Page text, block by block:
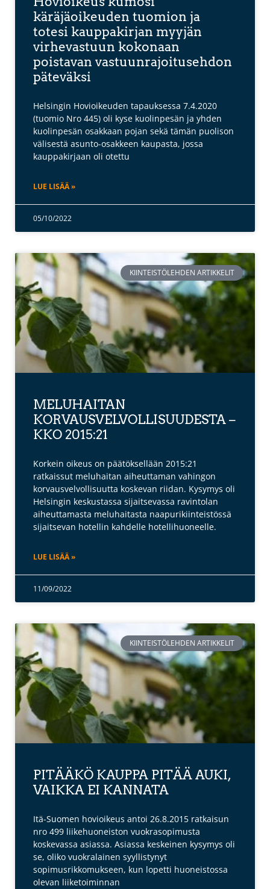
käräjäoikeuden tuomion ja
totesi kauppakirjan myyjän
virhevastuun kokonaan
poistavan vastuunrajoitusehdon
päteväksi
Helsingin Hovioikeuden tapauksessa 7.4.2020
(tuomio Nro 445) oli kyse kuolinpesän ja yhden
kuolinpesän osakkaan pojan sekä tämän puolison
välisestä asunto-osakkeen kaupasta, jossa
kauppakirjaan oli otettu
LUE LISÄÄ »
05/10/2022
KIINTEISTÖLEHDEN ARTIKKELIT
MELUHAITAN
KORVAUSVELVOLLISUUDESTA –
KKO 2015:21
Korkein oikeus on päätöksellään 2015:21
ratkaissut meluhaitan aiheuttaman vahingon
korvausvelvollisuutta koskevan riidan. Kysymys oli
Helsingin keskustassa sijaitsevassa ravintolan
aiheuttamasta meluhaitasta naapurikiinteistössä
sijaitsevan hotellin kahdelle hotellihuoneelle.
LUE LISÄÄ »
11/09/2022
KIINTEISTÖLEHDEN ARTIKKELIT
PITÄÄKÖ KAUPPA PITÄÄ AUKI,
VAIKKA EI KANNATA
Itä-Suomen hovioikeus antoi 26.8.2015 ratkaisun
nro 499 liikehuoneiston vuokrasopimusta
koskevassa asiassa. Asiassa keskeinen kysymys oli
se, oliko vuokralainen syyllistynyt
sopimusrikkomukseen, kun lopetti huoneistossa
olevan liiketoiminnan